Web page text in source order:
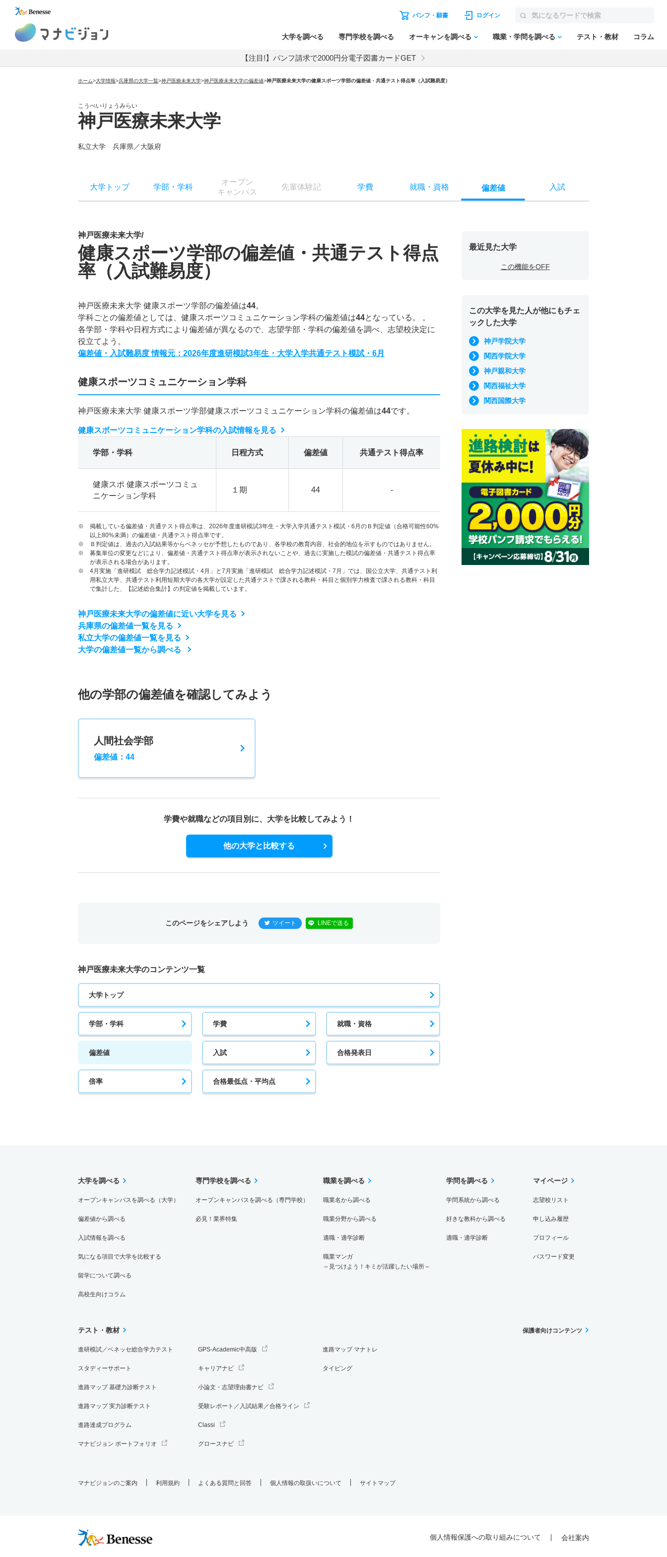
パンフ・願書 ログイン
大学を調べる 専門学校を調べる オーキャンを調べる 職業・学問を調べる テスト・教材 コラム
【注目!】パンフ請求で2000円分電子図書カードGET
ホーム>大学情報>兵庫県の大学一覧>神戸医療未来大学>神戸医療未来大学の偏差値>神戸医療未来大学の健康スポーツ学部の偏差値・共通テスト得点率（入試難易度）
こうべいりょうみらい
神戸医療未来大学
私立大学 兵庫県／大阪府
大学トップ 学部 ・ 学科
オープン
キャンパス
先輩体験記 学費 就職・ 資格 偏差値 入試
神戸医療未来大学/
健康スポーツ学部の偏差値・共通テスト得点
率（入試難易度）
神戸医療未来大学 健康スポーツ学部の偏差値は44。
学科ごとの偏差値としては、健康スポーツコミュニケーション学科の偏差値は44となっている。 。
各学部・学科や日程方式により偏差値が異なるので、志望学部・学科の偏差値を調べ、志望校決定に
役立てよう。
偏差値・入試難易度 情報元：2026年度進研模試3年生・大学入学共通テスト模試・6月
健康スポーツコミュニケーション学科
神戸医療未来大学 健康スポーツ学部健康スポーツコミュニケーション学科の偏差値は44です。
健康スポーツコミュニケーション学科の入試情報を見る
学部・学科 日程方式 偏差値 共通テスト得点率
健康スポ 健康スポーツコミュ
ニケーション学科
１期 44 -
※ 掲載している偏差値・共通テスト得点率は、2026年度進研模試3年生・大学入学共通テスト模試・6月のＢ判定値（合格可能性60%
以上80%未満）の偏差値・共通テスト得点率です。
※ Ｂ判定値は、過去の入試結果等からベネッセが予想したものであり、各学校の教育内容、社会的地位を示すものではありません。
※ 募集単位の変更などにより、偏差値・共通テスト得点率が表示されないことや、過去に実施した模試の偏差値・共通テスト得点率
が表示される場合があります。
※ 4月実施「進研模試 総合学力記述模試・4月」と7月実施「進研模試 総合学力記述模試・7月」では、国公立大学、共通テスト利
用私立大学、共通テスト利用短期大学の各大学が設定した共通テストで課される教科・科目と個別学力検査で課される教科・科目
で集計した、【記述総合集計】の判定値を掲載しています。
神戸医療未来大学の偏差値に近い大学を見る
兵庫県の偏差値一覧を見る
私立大学の偏差値一覧を見る
大学の偏差値一覧から調べる
他の学部の偏差値を確認してみよう
人間社会学部
偏差値：44
学費や就職などの項目別に、 大学を比較してみよう！
他の大学と比較する
このページをシェアしよう ツイート LINEで送る
神戸医療未来大学のコンテンツ一覧
大学トップ
学部・学科 学費 就職・資格
偏差値 入試 合格発表日
倍率 合格最低点・平均点
最近見た大学
この機能をOFF
この大学を見た人が他にもチェ
ックした大学
神戸学院大学
関西学院大学
神戸親和大学
関西福祉大学
関西国際大学
大学を調べる
オープンキャンパスを調べる（大学）
偏差値から調べる
入試情報を調べる
気になる項目で大学を比較する
留学について調べる
高校生向けコラム
専門学校を調べる
オープンキャンパスを調べる（専門学校）
必見！業界特集
職業を調べる
職業名から調べる
職業分野から調べる
適職・適学診断
職業マンガ
～見つけよう！キミが活躍したい場所～
学問を調べる
学問系統から調べる
好きな教科から調べる
適職・適学診断
マイページ
志望校リスト
申し込み履歴
プロフィール
パスワード変更
テスト・教材
進研模試／ベネッセ総合学力テスト
スタディーサポート
進路マップ 基礎力診断テスト
進路マップ 実力診断テスト
進路達成プログラム
マナビジョン ポートフォリオ
GPS-Academic中高版
キャリアナビ
小論文・志望理由書ナビ
受験レポート／入試結果／合格ライン
Classi
グロースナビ
進路マップ マナトレ
タイピング
保護者向けコンテンツ
マナビジョンのご案内 利用規約 よくある質問と回答 個人情報の取扱いについて サイトマップ
個人情報保護への取り組みについて 会社案内